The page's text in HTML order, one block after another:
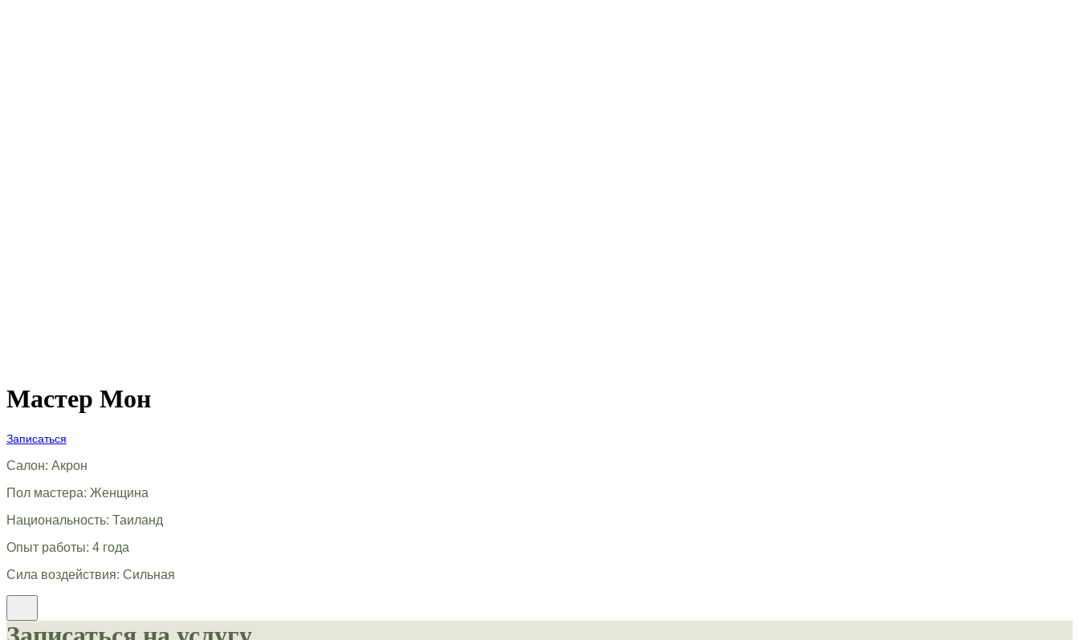
Мастер Мон
Записаться
Салон: Акрон
Пол мастера: Женщина
Национальность: Таиланд
Опыт работы: 4 года
Сила воздействия: Сильная